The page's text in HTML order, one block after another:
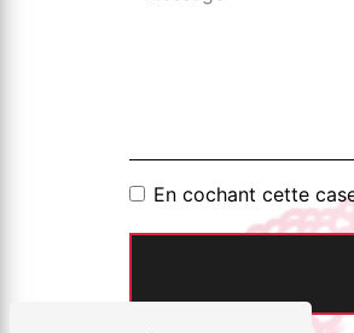
En cochant cette